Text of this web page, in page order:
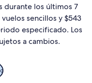
durante los últimos 7
sencillos y $543
especificado. Los
a cambios.